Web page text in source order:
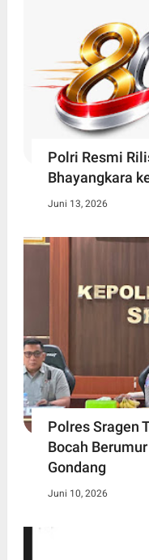
Polri Resmi
Bhayangkara
Juni 13, 2026
Polres Sragen
Bocah
Gondang
Juni 10, 2026